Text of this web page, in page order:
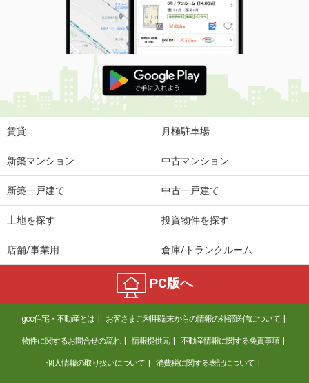
賃貸 月極駐車場
新築マンション 中古マンション
新築一戸建て 中古一戸建て
土地を探す 投資物件を探す
店舗/事業用 倉庫/トランクルーム
PC版へ
goo住宅・不動産とは お客さまご利用端末からの情報の外部送信について
物件に関するお問合せの流れ 情報提供元 不動産情報に関する免責事項
個人情報の取り扱いについて 消費税に関する表記について